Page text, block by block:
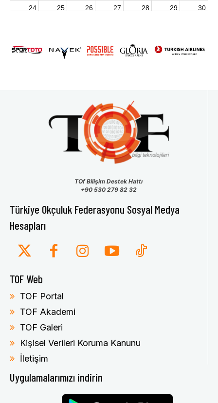
24 25 26 27 28 29 30
TOf Bilişim Destek Hattı
+90 530 279 82 32
Türkiye Okçuluk Federasyonu Sosyal Medya
Hesapları
TOF Web
TOF Portal
TOF Akademi
TOF Galeri
Kişisel Verileri Koruma Kanunu
İletişim
Uygulamalarımızı indirin